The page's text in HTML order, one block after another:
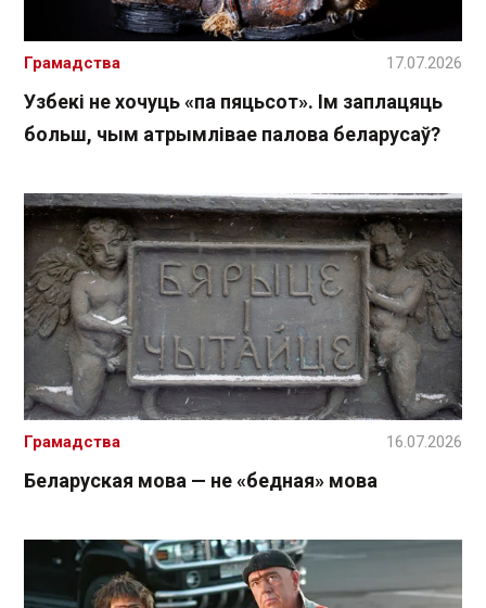
Узбекі не хочуць «па пяцьсот». Ім заплацяць
больш, чым атрымлівае палова беларусаў?
Грамадства 17.07.2026
Беларуская мова — не «бедная» мова
Грамадства 16.07.2026